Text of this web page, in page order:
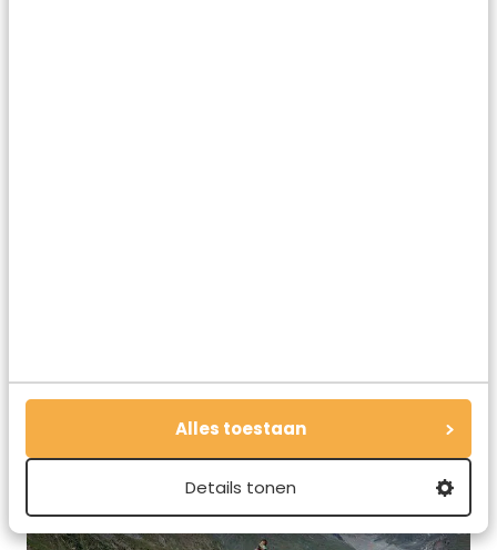
Alles toestaan
Details tonen